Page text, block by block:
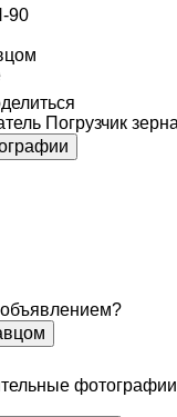
90
фотографии